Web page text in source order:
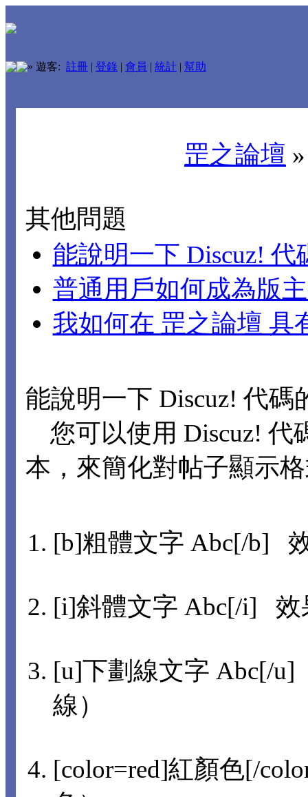
» 遊客: 註冊 | 登錄 | 會員 | 統計 | 幫助
罡之論壇
其他問題
能說明一下 Discuz! 代
普通用戶如何成為版
我如何在 罡之論壇 具
能說明一下 Discuz! 代碼
您可以使用 Discuz! 代
本，來簡化對帖子顯示
[b]粗體文字 Abc[/b]
[i]斜體文字 Abc[/i] 效
[u]下劃線文字 Abc[/
線）
[color=red]紅顏色[/